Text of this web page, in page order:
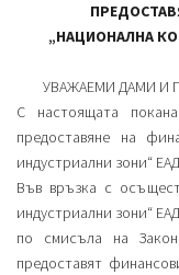
„НАЦИОНАЛНА
УВАЖАЕМИ ДАМИ И
С настоящата
предоставяне на
индустриални зони“
Във връзка с
индустриални зони“
по смисъла на
предоставят